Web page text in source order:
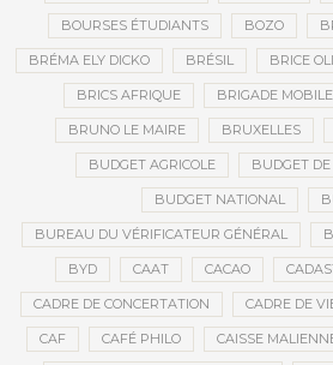
BOURSES ÉTUDIANTS BOZO
BRÉMA ELY DICKO BRÉSIL BRICE
BRICS AFRIQUE BRIGADE
BRUNO LE MAIRE BRUXELLES
BUDGET AGRICOLE BUDGET
BUDGET NATIONAL
BUREAU DU VÉRIFICATEUR GÉNÉRAL
BYD CAAT CACAO
CADRE DE CONCERTATION CADRE DE
CAF CAFÉ PHILO CAISSE